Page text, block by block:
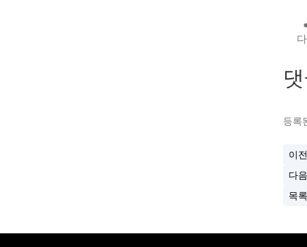
등록
이
다
목록